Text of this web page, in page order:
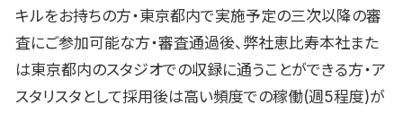
キルをお持ちの方・東京都内で実施予定の三次以降の審
査にご参加可能な方・審査通過後、弊社恵比寿本社また
は東京都内のスタジオでの収録に通うことができる方・ア
スタリスタとして採用後は高い頻度での稼働(週5程度)が